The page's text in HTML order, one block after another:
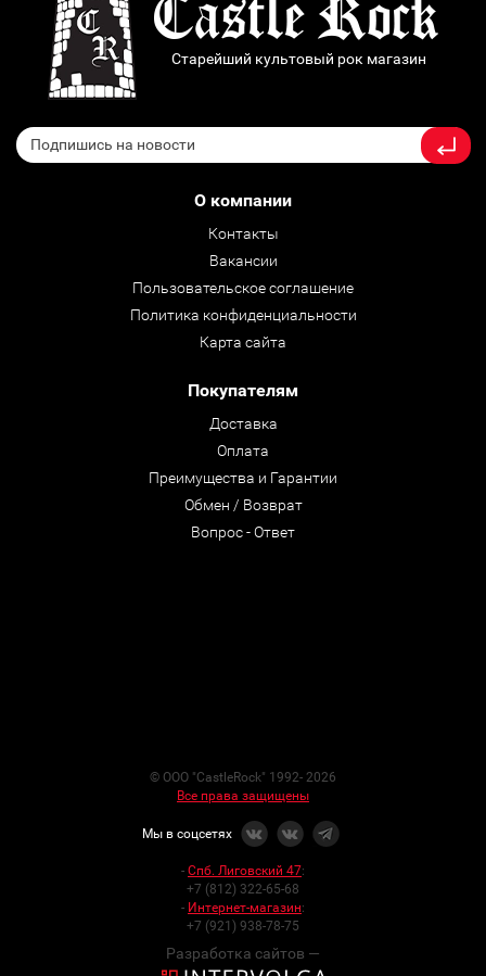
Старейший культовый рок магазин
О компании
Контакты
Вакансии
Пользовательское соглашение
Политика конфиденциальности
Карта сайта
Покупателям
Доставка
Оплата
Преимущества и Гарантии
Обмен / Возврат
Вопрос - Ответ
© ООО "CastleRock" 1992- 2026
Все права защищены
Мы в соцсетях
- Спб. Лиговский 47:
+7 (812) 322-65-68
- Интернет-магазин:
+7 (921) 938-78-75
Разработка сайтов —